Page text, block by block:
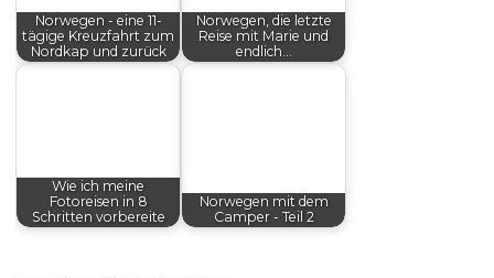
Norwegen - eine 11-
tägige Kreuzfahrt zum
Nordkap und zurück
Norwegen, die letzte
Reise mit Marie und
endlich…
Wie ich meine
Fotoreisen in 8
Schritten vorbereite
Norwegen mit dem
Camper - Teil 2